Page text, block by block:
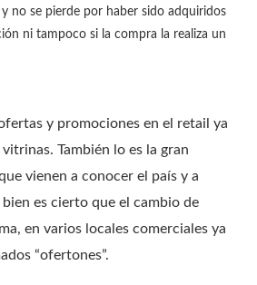
no se pierde por haber sido adquiridos
ni tampoco si la compra la realiza un
y promociones en el retail ya
También lo es la gran
vienen a conocer el país y a
es cierto que el cambio de
en varios locales comerciales ya
“ofertones”.